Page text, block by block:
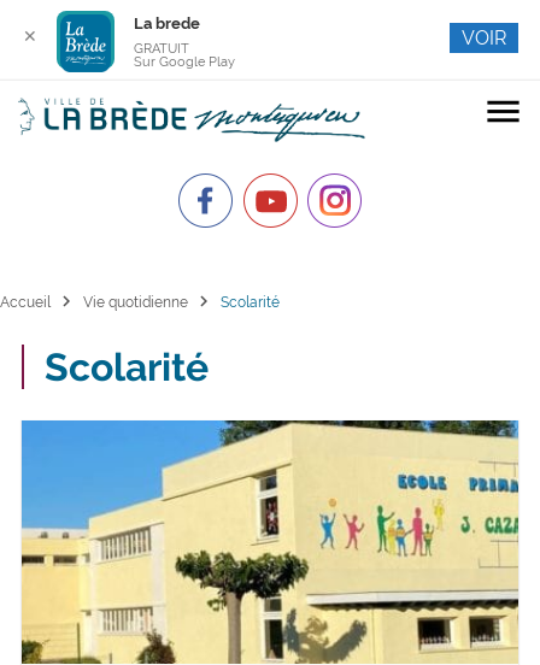
menu
Accueil chevron_right Vie quotidienne chevron_right Scolarité
Scolarité
✕
La brede
GRATUIT
Sur Google Play
VOIR